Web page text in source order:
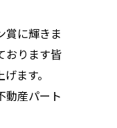
賞に輝きま
おります皆
ます。
動産パート